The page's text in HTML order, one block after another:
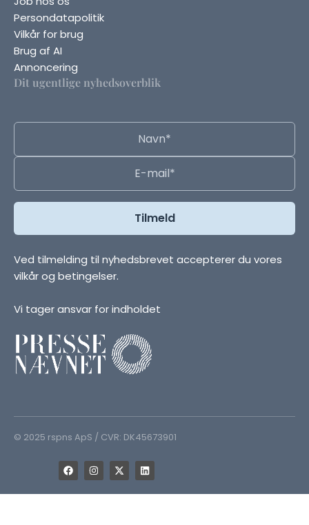
Persondatapolitik
Vilkår for brug
Brug af AI
Annoncering
Dit ugentlige nyhedsoverblik
Ved tilmelding til nyhedsbrevet accepterer du vores
vilkår og betingelser.
Vi tager ansvar for indholdet
© 2025 rspns ApS / CVR: DK45673901